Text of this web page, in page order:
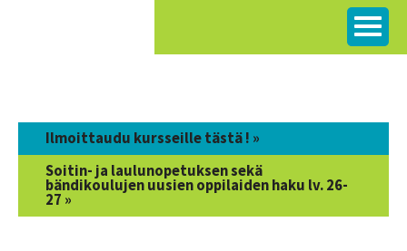
Ilmoittaudu kursseille tästä ! »
Soitin- ja laulunopetuksen sekä
bändikoulujen uusien oppilaiden haku lv. 26-
27 »